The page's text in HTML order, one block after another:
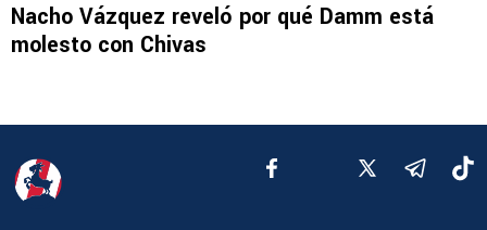
Nacho Vázquez reveló por qué Damm está
molesto con Chivas